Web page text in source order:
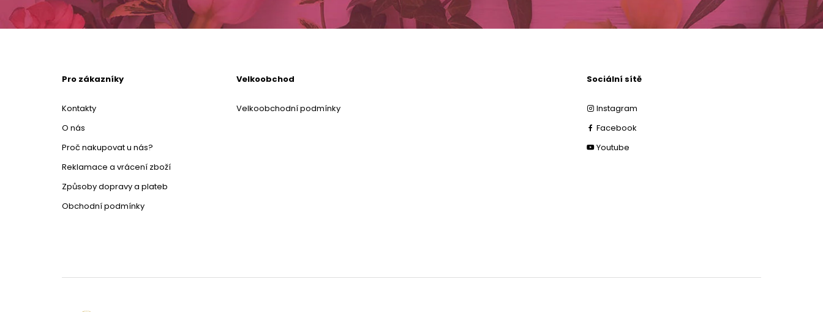
Pro zákazníky
Kontakty
O nás
Proč nakupovat u nás?
Reklamace a vrácení zboží
Způsoby dopravy a plateb
Obchodní podmínky
Velkoobchod
Velkoobchodní podmínky
Sociální sítě
Instagram
Facebook
Youtube